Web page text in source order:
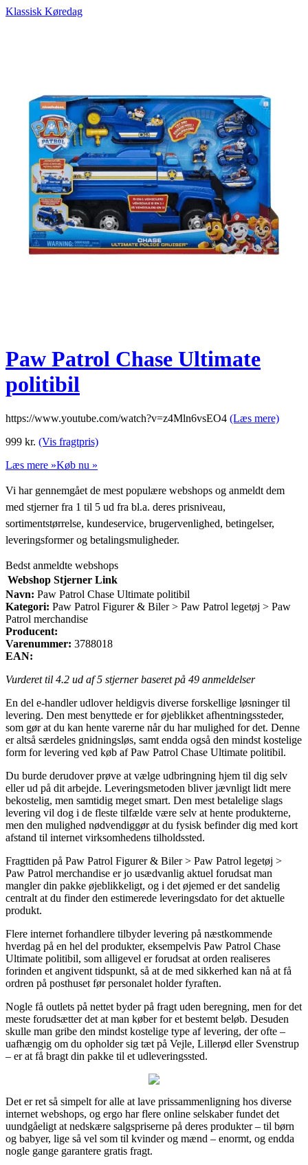
Klassisk Køredag
Paw Patrol Chase Ultimate
politibil
https://www.youtube.com/watch?v=z4Mln6vsEO4 (Læs mere)
999 kr. (Vis fragtpris)
Læs mere »Køb nu »
Vi har gennemgået de mest populære webshops og anmeldt dem
med stjerner fra 1 til 5 ud fra bl.a. deres prisniveau,
sortimentstørrelse, kundeservice, brugervenlighed, betingelser,
leveringsformer og betalingsmuligheder.
Bedst anmeldte webshops
Webshop Stjerner Link
Navn: Paw Patrol Chase Ultimate politibil
Kategori: Paw Patrol Figurer & Biler > Paw Patrol legetøj > Paw
Patrol merchandise
Producent:
Varenummer: 3788018
EAN:
Vurderet til 4.2 ud af 5 stjerner baseret på 49 anmeldelser
En del e-handler udlover heldigvis diverse forskellige løsninger til
levering. Den mest benyttede er for øjeblikket afhentningssteder,
som gør at du kan hente varerne når du har mulighed for det. Denne
er altså særdeles gnidningsløs, samt endda også den mindst kostelige
form for levering ved køb af Paw Patrol Chase Ultimate politibil.
Du burde derudover prøve at vælge udbringning hjem til dig selv
eller ud på dit arbejde. Leveringsmetoden bliver jævnligt lidt mere
bekostelig, men samtidig meget smart. Den mest betalelige slags
levering vil dog i de fleste tilfælde være selv at hente produkterne,
men den mulighed nødvendiggør at du fysisk befinder dig med kort
afstand til internet virksomhedens tilholdssted.
Fragttiden på Paw Patrol Figurer & Biler > Paw Patrol legetøj >
Paw Patrol merchandise er jo usædvanlig aktuel forudsat man
mangler din pakke øjeblikkeligt, og i det øjemed er det sandelig
centralt at du finder den estimerede leveringsdato for det aktuelle
produkt.
Flere internet forhandlere tilbyder levering på næstkommende
hverdag på en hel del produkter, eksempelvis Paw Patrol Chase
Ultimate politibil, som alligevel er forudsat at orden realiseres
forinden et angivent tidspunkt, så at de med sikkerhed kan nå at få
ordren på posthuset før personalet holder fyraften.
Nogle få outlets på nettet byder på fragt uden beregning, men for det
meste forudsætter det at man køber for et bestemt beløb. Desuden
skulle man gribe den mindst kostelige type af levering, der ofte –
uafhængig om du opholder sig tæt på Vejle, Lillerød eller Svenstrup
– er at få bragt din pakke til et udleveringssted.
Det er ret så simpelt for alle at lave prissammenligning hos diverse
internet webshops, og ergo har flere online selskaber fundet det
uundgåeligt at nedskære salgspriserne på deres produkter – til børn
og babyer, lige så vel som til kvinder og mænd – enormt, og endda
nogle gange garantere gratis fragt.